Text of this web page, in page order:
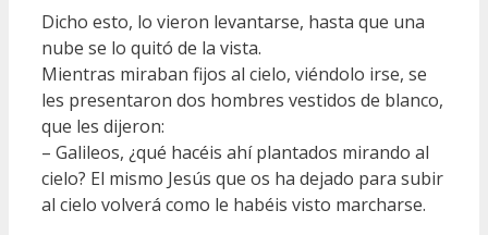
Dicho esto, lo vieron levantarse, hasta que una
nube se lo quitó de la vista.
Mientras miraban fijos al cielo, viéndolo irse, se
les presentaron dos hombres vestidos de blanco,
que les dijeron:
– Galileos, ¿qué hacéis ahí plantados mirando al
cielo? El mismo Jesús que os ha dejado para subir
al cielo volverá como le habéis visto marcharse.